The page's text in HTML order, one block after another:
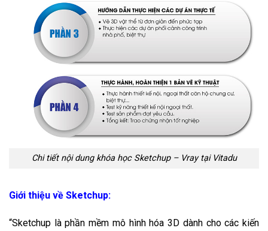
Chi tiết nội dung khóa học Sketchup – Vray tại Vitadu
Giới thiệu về Sketchup:
“Sketchup là phần mềm mô hình hóa 3D dành cho các kiến